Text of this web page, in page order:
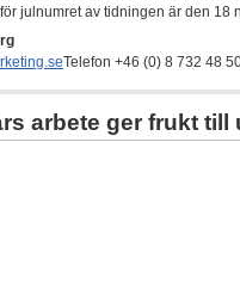
julnumret av tidningen är den 18
Telefon +46 (0) 8 732 48
arbete ger frukt